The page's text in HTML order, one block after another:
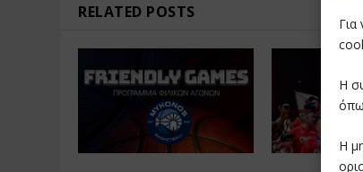
Για
Η
Η
RELATED POSTS